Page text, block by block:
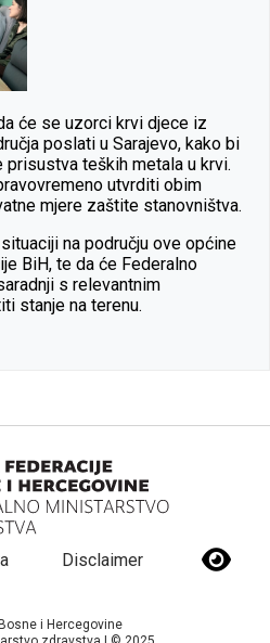
će se uzorci krvi djece iz
poslati u Sarajevo, kako bi
teških metala u krvi.
utvrditi obim
mjere zaštite stanovništva.
na području ove općine
BiH, te da će Federalno
s relevantnim
stanje na terenu.
Disclaimer
i Hercegovine